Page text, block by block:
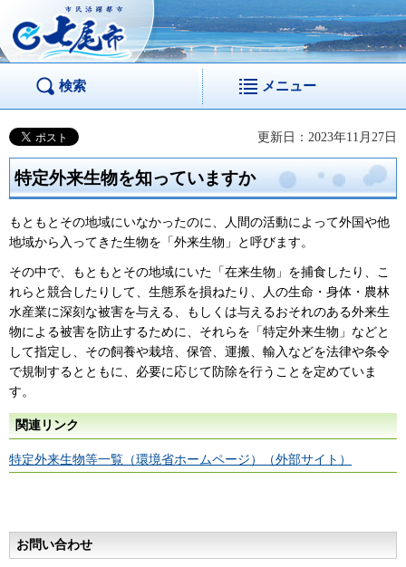
市民活躍都市 七尾
市
検索 メニュー
更新日：2023年11月27日
特定外来生物を知っていますか
もともとその地域にいなかったのに、人間の活動によって外国や他
地域から入ってきた生物を「外来生物」と呼びます。
その中で、もともとその地域にいた「在来生物」を捕食したり、こ
れらと競合したりして、生態系を損ねたり、人の生命・身体・農林
水産業に深刻な被害を与える、もしくは与えるおそれのある外来生
物による被害を防止するために、それらを「特定外来生物」などと
して指定し、その飼養や栽培、保管、運搬、輸入などを法律や条令
で規制するとともに、必要に応じて防除を行うことを定めていま
す。
関連リンク
特定外来生物等一覧（環境省ホームページ）（外部サイト）
お問い合わせ